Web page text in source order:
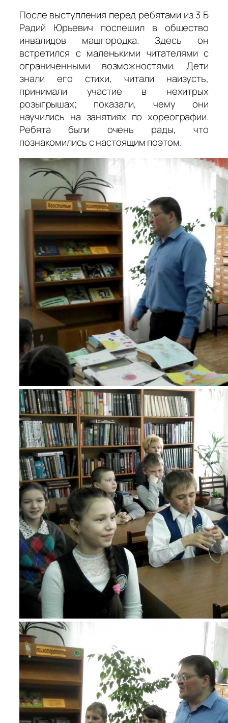
После выступления перед ребятами из 3 Б
Радий Юрьевич поспешил в общество
инвалидов машгородка. Здесь он
встретился с маленькими читателями с
ограниченными возможностями. Дети
знали его стихи, читали наизусть,
принимали участие в нехитрых
розыгрышах; показали, чему они
научились на занятиях по хореографии.
Ребята были очень рады, что
познакомились с настоящим поэтом.